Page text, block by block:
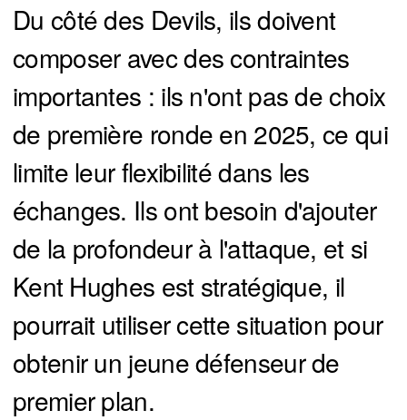
Du côté des Devils, ils doivent
composer avec des contraintes
importantes : ils n'ont pas de choix
de première ronde en 2025, ce qui
limite leur flexibilité dans les
échanges. Ils ont besoin d'ajouter
de la profondeur à l'attaque, et si
Kent Hughes est stratégique, il
pourrait utiliser cette situation pour
obtenir un jeune défenseur de
premier plan.